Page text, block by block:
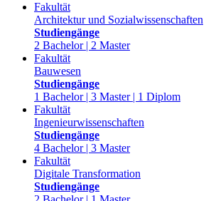
Fakultät
Architektur und Sozialwissenschaften
Studiengänge
2 Bachelor | 2 Master
Fakultät
Bauwesen
Studiengänge
1 Bachelor | 3 Master | 1 Diplom
Fakultät
Ingenieurwissenschaften
Studiengänge
4 Bachelor | 3 Master
Fakultät
Digitale Transformation
Studiengänge